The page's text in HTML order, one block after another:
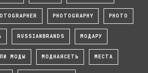
PHOTOGRAPHY PHOTO
RUSSIANBRANDS МОДАРУ
МОДЫ МОДНАЯСЕТЬ МЕСТА